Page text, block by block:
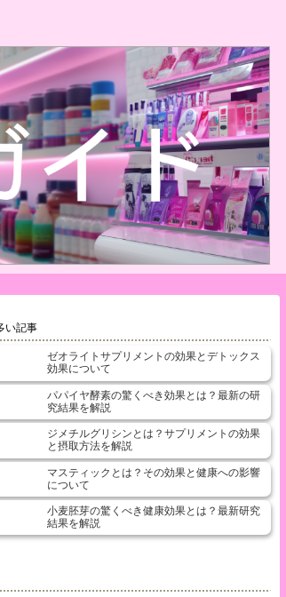
い記事
ゼオライトサプリメントの効果とデトックス
効果について
パパイヤ酵素の驚くべき効果とは？最新の研
究結果を解説
ジメチルグリシンとは？サプリメントの効果
と摂取方法を解説
マスティックとは？その効果と健康への影響
について
小麦胚芽の驚くべき健康効果とは？最新研究
結果を解説